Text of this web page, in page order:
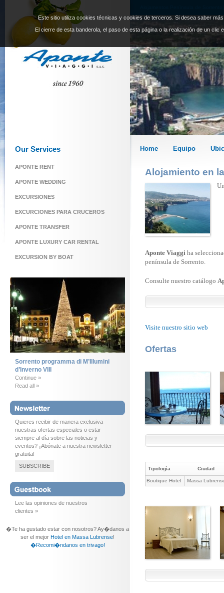
Este sitio utiliza cookies técnicas y cookies de terceros. Si desea saber
El cierre de esta banderola, el paso de esta página o la realización de un
Home Equipo
Alojamiento en
Aponte Viaggi ha
península de Sorrento.
Consulte nuestro catálogo
Visite nuestro sitio web
Ofertas
Tipologìa Ciudad
Boutique Hotel Massa
Our Services
APONTE RENT
APONTE WEDDING
EXCURSIONES
EXCURCIONES PARA CRUCEROS
APONTE TRANSFER
APONTE LUXURY CAR RENTAL
EXCURSION BY BOAT
Sorrento programma di M’Illumini
d’Inverno VIII
Continue »
Read all »
Quieres recibir de manera exclusiva
nuestras ofertas especiales o estar
siempre al día sobre las noticias y
eventos? ¡Abónate a nuestra newsletter
gratuita!
SUBSCRIBE
Lee las opiniones de nuestros
clientes »
�Te ha gustado estar con nosotros? Ay�danos a
ser el mejor Hotel en Massa Lubrense!
�Recomi�ndanos en trivago!